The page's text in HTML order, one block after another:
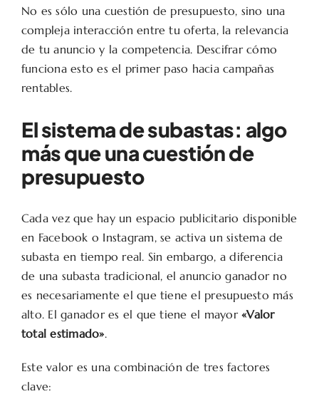
No es sólo una cuestión de presupuesto, sino una
compleja interacción entre tu oferta, la relevancia
de tu anuncio y la competencia. Descifrar cómo
funciona esto es el primer paso hacia campañas
rentables.
El sistema de subastas: algo
más que una cuestión de
presupuesto
Cada vez que hay un espacio publicitario disponible
en Facebook o Instagram, se activa un sistema de
subasta en tiempo real. Sin embargo, a diferencia
de una subasta tradicional, el anuncio ganador no
es necesariamente el que tiene el presupuesto más
alto. El ganador es el que tiene el mayor«Valor
total estimado».
Este valor es una combinación de tres factores
clave: